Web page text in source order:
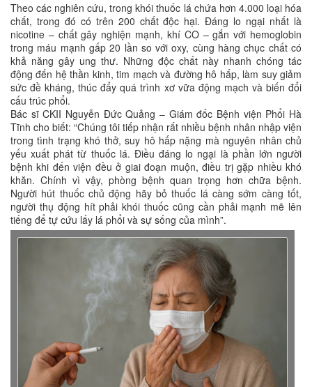
Theo các nghiên cứu, trong khói thuốc lá chứa hơn 4.000 loại hóa
chất, trong đó có trên 200 chất độc hại. Đáng lo ngại nhất là
nicotine – chất gây nghiện mạnh, khí CO – gắn với hemoglobin
trong máu mạnh gấp 20 lần so với oxy, cùng hàng chục chất có
khả năng gây ung thư. Những độc chất này nhanh chóng tác
động đến hệ thần kinh, tim mạch và đường hô hấp, làm suy giảm
sức đề kháng, thúc đẩy quá trình xơ vữa động mạch và biến đổi
cấu trúc phổi.
Bác sĩ CKII Nguyễn Đức Quảng – Giám đốc Bệnh viện Phổi Hà
Tĩnh cho biết: “Chúng tôi tiếp nhận rất nhiều bệnh nhân nhập viện
trong tình trạng khó thở, suy hô hấp nặng mà nguyên nhân chủ
yếu xuất phát từ thuốc lá. Điều đáng lo ngại là phần lớn người
bệnh khi đến viện đều ở giai đoạn muộn, điều trị gặp nhiều khó
khăn. Chính vì vậy, phòng bệnh quan trọng hơn chữa bệnh.
Người hút thuốc chủ động hãy bỏ thuốc lá càng sớm càng tốt,
người thụ động hít phải khói thuốc cũng cần phải mạnh mẽ lên
tiếng để tự cứu lấy lá phổi và sự sống của mình”.